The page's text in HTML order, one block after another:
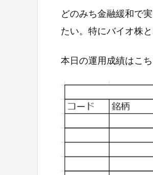
どのみち金融緩和で
たい。特にバイオ株
本日の運用成績はこち